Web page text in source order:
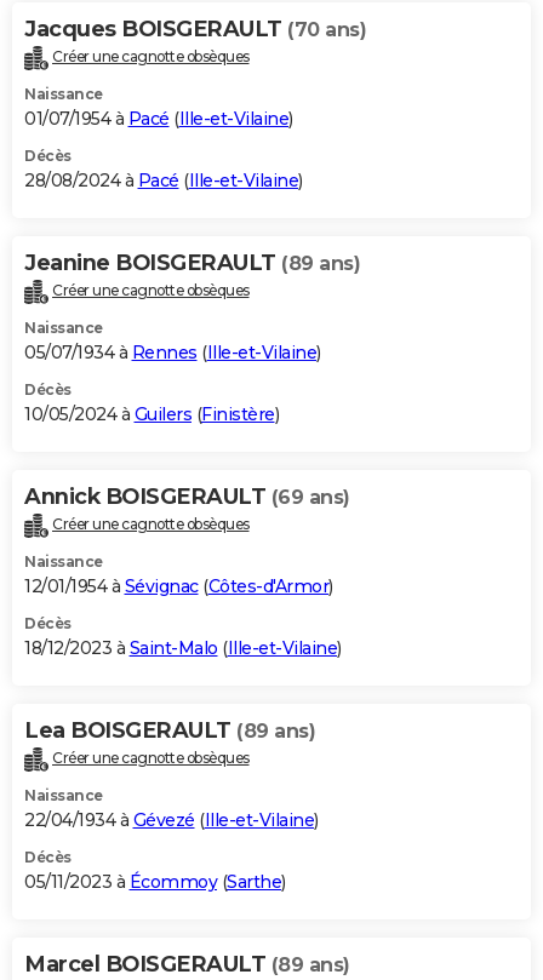
Jacques BOISGERAULT (70 ans)
Créer une cagnotte obsèques
Naissance
01/07/1954 à Pacé (Ille-et-Vilaine)
Décès
28/08/2024 à Pacé (Ille-et-Vilaine)
Jeanine BOISGERAULT (89 ans)
Créer une cagnotte obsèques
Naissance
05/07/1934 à Rennes (Ille-et-Vilaine)
Décès
10/05/2024 à Guilers (Finistère)
Annick BOISGERAULT (69 ans)
Créer une cagnotte obsèques
Naissance
12/01/1954 à Sévignac(Côtes-d'Armor)
Décès
18/12/2023 à Saint-Malo (Ille-et-Vilaine)
Lea BOISGERAULT (89 ans)
Créer une cagnotte obsèques
Naissance
22/04/1934 à Gévezé (Ille-et-Vilaine)
Décès
05/11/2023 à Écommoy(Sarthe)
Marcel BOISGERAULT (89 ans)